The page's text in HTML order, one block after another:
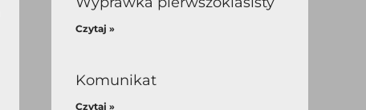
Czytaj »
Komunikat
Czytaj »